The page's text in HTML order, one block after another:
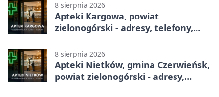
8 sierpnia 2026
Apteki Kargowa, powiat
zielonogórski - adresy, telefony,
8 sierpnia 2026
Apteki Nietków, gmina Czerwieńsk,
powiat zielonogórski - adresy,